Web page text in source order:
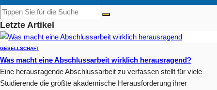
Letzte Artikel
GESELLSCHAFT
Was macht eine Abschlussarbeit wirklich herausragend?
Eine herausragende Abschlussarbeit zu verfassen stellt für viele
Studierende die größte akademische Herausforderung ihrer